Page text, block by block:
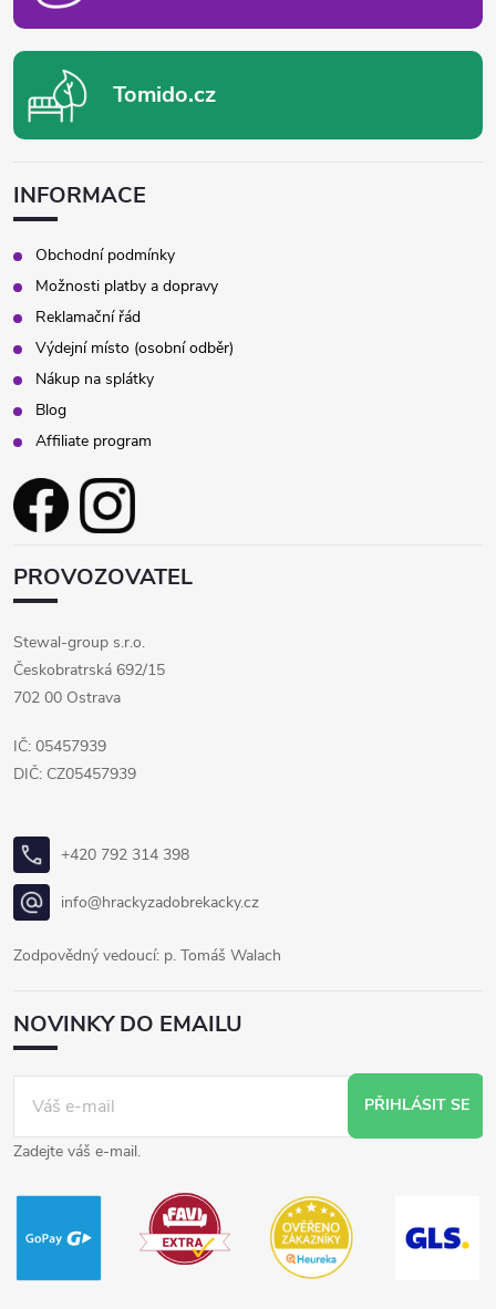
Tomido.cz
INFORMACE
Obchodní podmínky
Možnosti platby a dopravy
Reklamační řád
Výdejní místo (osobní odběr)
Nákup na splátky
Blog
Affiliate program
PROVOZOVATEL
Stewal-group s.r.o.
Českobratrská 692/15
702 00 Ostrava
IČ: 05457939
DIČ: CZ05457939
+420 792 314 398
info@hrackyzadobrekacky.cz
Zodpovědný vedoucí: p. Tomáš Walach
NOVINKY DO EMAILU
PŘIHLÁSIT SE
Zadejte váš e-mail.